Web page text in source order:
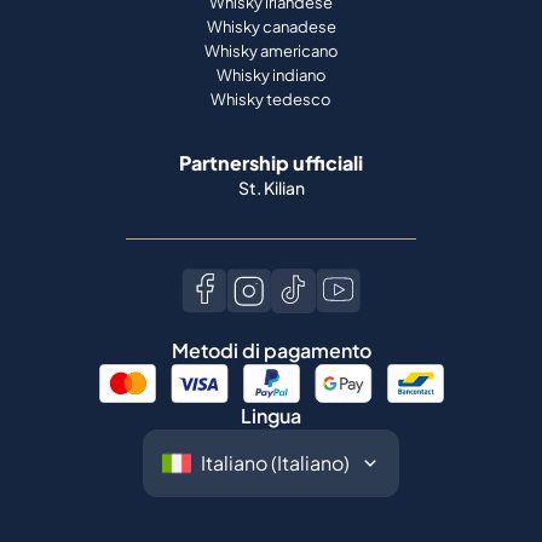
Whisky canadese
Whisky americano
Whisky indiano
Whisky tedesco
Partnership ufficiali
St. Kilian
Metodi di pagamento
Lingua